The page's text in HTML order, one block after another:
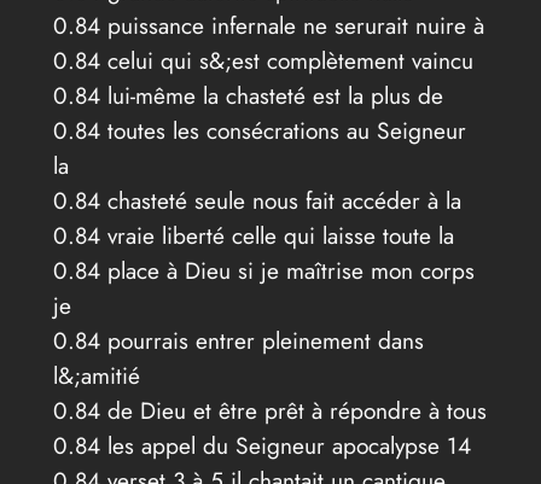
0.84 puissance infernale ne serurait nuire à
0.84 celui qui s&;est complètement vaincu
0.84 lui-même la chasteté est la plus de
0.84 toutes les consécrations au Seigneur
la
0.84 chasteté seule nous fait accéder à la
0.84 vraie liberté celle qui laisse toute la
0.84 place à Dieu si je maîtrise mon corps
je
0.84 pourrais entrer pleinement dans
l&;amitié
0.84 de Dieu et être prêt à répondre à tous
0.84 les appel du Seigneur apocalypse 14